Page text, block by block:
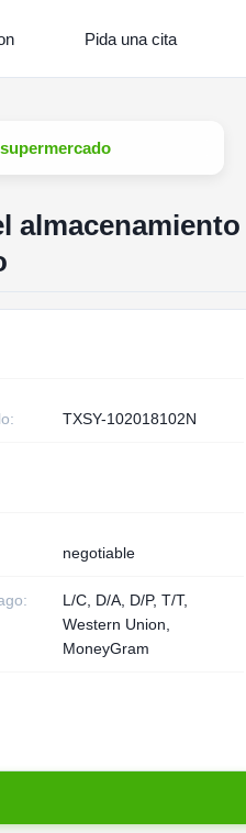
Pida una cita
almacenamiento
TXSY-102018102N
negotiable
L/C, D/A, D/P, T/T,
Western Union,
MoneyGram